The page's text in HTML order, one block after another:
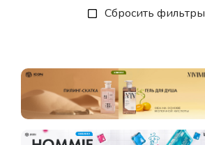
Сбросить фильтры